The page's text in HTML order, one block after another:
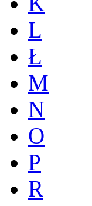
L
Ł
M
N
O
P
R